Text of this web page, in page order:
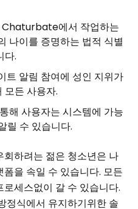
Chaturbate에서 작업하는
나이를 증명하는 법적 식별
다.
트 알림 참여에 성인 지위가
모든 사용자.
해 사용자는 시스템에 가능
릴 수 있습니다.
하려는 젊은 청소년은 나
을 속일 수 있습니다. 모든
세스없이 갈 수 있습니다.
정식에서 유지하기위한 솔